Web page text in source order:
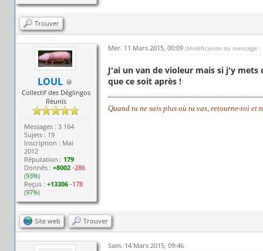
Trouver
LOUL
Collectif des Déglingos
Réunis
Messages : 3 164
Sujets : 19
Inscription : Mai
2012
Réputation : 179
Donnés :+8002 -286
(93%)
Reçus :+13306 -178
(97%)
Mer. 11 Mars 2015, 00:09 (Modification du message
J'ai un van de violeur mais si j'y
que ce soit après !
Quand tu ne sais plus où tu vas, retourne-toi
Site web Trouver
Sam. 14 Mars 2015, 09:46